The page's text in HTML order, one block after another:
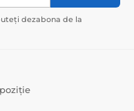
dezabona de la